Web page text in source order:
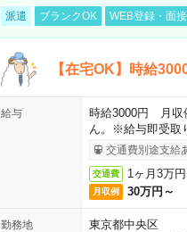
派遣 ブランクOK WEB登録・面
【在宅OK】時給
給与
時給3000円 月収
ん。※給与即受取
交通費別途支給
交通費 1ヶ月3万
月収例 30万円～
勤務地
東京都中央区